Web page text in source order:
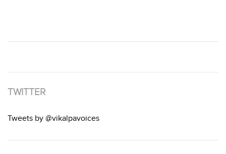
TWITTER
Tweets by @vikalpavoices